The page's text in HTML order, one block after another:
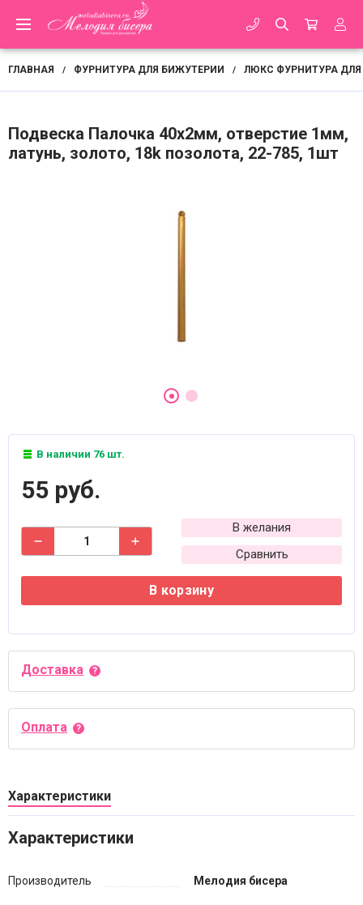
ГЛАВНАЯ / ФУРНИТУРА ДЛЯ БИЖУТЕРИИ / ЛЮКС ФУРНИТУРА
Подвеска Палочка 40х2мм, отверстие 1мм,
латунь, золото, 18k позолота, 22-785, 1шт
В наличии 76 шт.
55 руб.
В желания
Сравнить
В корзину
Доставка
Оплата
Характеристики
Характеристики
Производитель Мелодия бисера